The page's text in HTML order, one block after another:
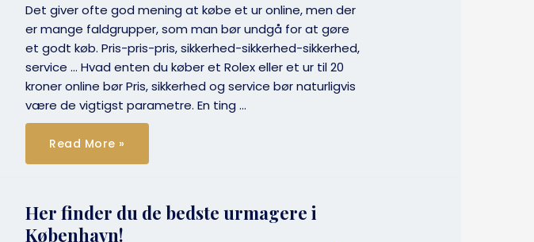
Det giver ofte god mening at købe et ur online, men der
er mange faldgrupper, som man bør undgå for at gøre
et godt køb. Pris-pris-pris, sikkerhed-sikkerhed-sikkerhed,
service … Hvad enten du køber et Rolex eller et ur til 20
kroner online bør Pris, sikkerhed og service bør naturligvis
være de vigtigst parametre. En ting …
Køb
ur
online
sådan
gør
du!
Read More »
Her finder du de bedste urmagere i
København!